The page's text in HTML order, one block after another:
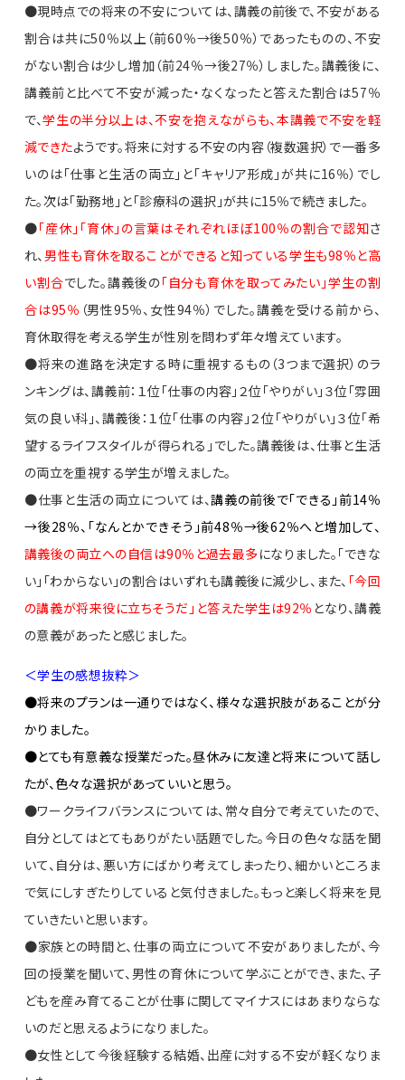
●現時点での将来の不安については、講義の前後で、不安がある
割合は共に50％以上（前60％→後50％）であったものの、不安
がない割合は少し増加（前24％→後27％）しました。講義後に、
講義前と比べて不安が減った・なくなったと答えた割合は57％
で、学生の半分以上は、不安を抱えながらも、本講義で不安を軽
減できたようです。将来に対する不安の内容（複数選択）で一番多
いのは「仕事と生活の両立」と「キャリア形成」が共に16％）でし
た。次は「勤務地」と「診療科の選択」が共に15％で続きました。
●「産休」「育休」の言葉はそれぞれほぼ100％の割合で認知さ
れ、 男性も育休を取ることができると知っている学生も98％と高
い割合でした。講義後の「自分も育休を取ってみたい」学生の割
合は95％ （男性95％、女性94％）でした。講義を受ける前から、
育休取得を考える学生が性別を問わず年々増えています。
●将来の進路を決定する時に重視するもの（3つまで選択）のラ
ンキングは、講義前：１位「仕事の内容」２位「やりがい」３位「雰囲
気の良い科」、講義後：１位「仕事の内容」２位「やりがい」３位「希
望するライフスタイルが得られる」でした。講義後は、仕事と生活
の両立を重視する学生が増えました。
●仕事と生活の両立については、講義の前後で「できる」前14％
→後28％、「なんとかできそう」前48％→後62％へと増加して、
講義後の両立への自信は90％と過去最多になりました。「できな
い」「わからない」の割合はいずれも講義後に減少し、また、 「今回
の講義が将来役に立ちそうだ」と答えた学生は92％ となり、講義
の意義があったと感じました。
＜学生の感想抜粋＞
●将来のプランは一通りではなく、様々な選択肢があることが分
かりました。
●とても有意義な授業だった。昼休みに友達と将来について話し
たが、色々な選択があっていいと思う。
●ワークライフバランスについては、常々自分で考えていたので、
自分としてはとてもありがたい話題でした。今日の色々な話を聞
いて、自分は、悪い方にばかり考えてしまったり、細かいところま
で気にしすぎたりしていると気付きました。もっと楽しく将来を見
ていきたいと思います。
●家族との時間と、仕事の両立について不安がありましたが、今
回の授業を聞いて、男性の育休について学ぶことができ、また、子
どもを産み育てることが仕事に関してマイナスにはあまりならな
いのだと思えるようになりました。
●女性として今後経験する結婚、出産に対する不安が軽くなりま